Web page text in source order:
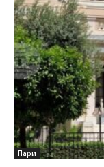
Пари